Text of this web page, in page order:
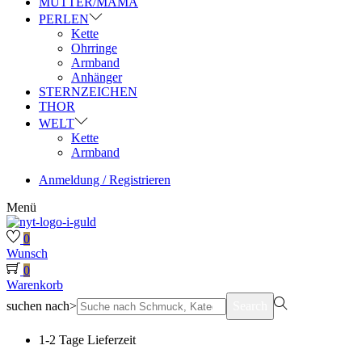
PERLEN
Kette
Ohrringe
Armband
Anhänger
STERNZEICHEN
THOR
WELT
Kette
Armband
Anmeldung / Registrieren
Menü
0
Wunsch
0
Warenkorb
suchen nach>
1-2 Tage Lieferzeit